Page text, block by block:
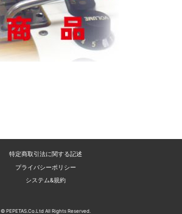
特定商取引法に関する記述
プライバシーポリシー
システム&規約
© PEPETAS.Co.Ltd All Rights Reserved.